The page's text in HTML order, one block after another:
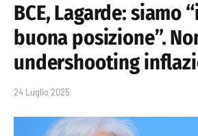
BCE, Lagarde: siamo
buona posizione”.
undershooting
24 Luglio 2025